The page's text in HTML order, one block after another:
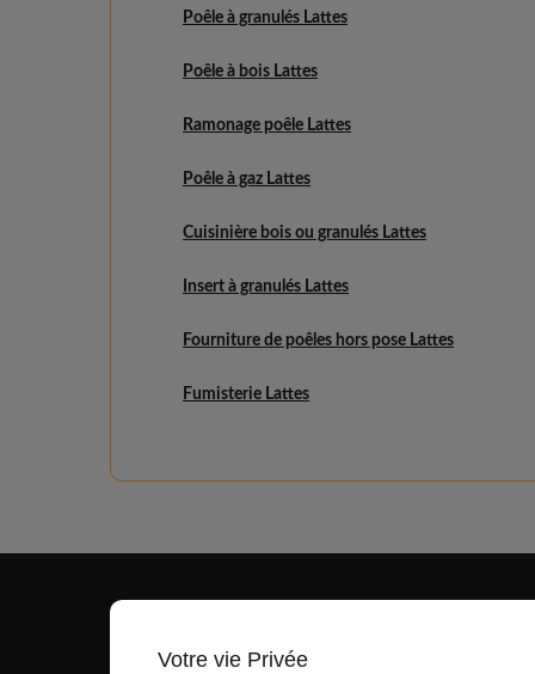
Poêle à granulés Lattes
Poêle à bois Lattes
Ramonage poêle Lattes
Poêle à gaz Lattes
Cuisinière bois ou granulés Lattes
Insert à granulés Lattes
Fourniture de poêles hors pose Lattes
Fumisterie Lattes
Votre vie Privée